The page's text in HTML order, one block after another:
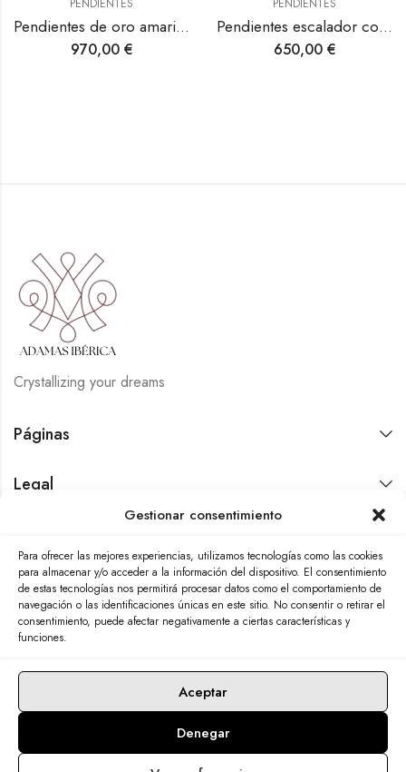
Gestionar consentimiento
Para ofrecer las mejores experiencias, utilizamos tecnologías como las cookies
para almacenar y/o acceder a la información del dispositivo. El consentimiento
de estas tecnologías nos permitirá procesar datos como el comportamiento de
navegación o las identificaciones únicas en este sitio. No consentir o retirar el
consentimiento, puede afectar negativamente a ciertas características y
funciones.
Aceptar
Denegar
PENDIENTES
Pendientes de oro amarillo con aguamarina y diamantes.
970,00 €
PENDIENTES
Pendientes escalador con forma de rama de oro amarillo 750 con aguamarina y diamantes.
650,00 €
Crystallizing your dreams
Páginas
Legal
© 2026 Adamas Ibérica. Todos los derechos reservados. 🖱